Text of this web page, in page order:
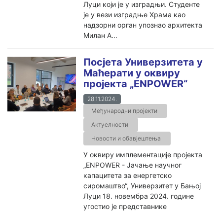
Луци који је у изградњи. Студенте
је у вези изградње Храма као
надзорни орган упознао архитекта
Милан А...
Посјета Универзитета у
Маћерати у оквиру
пројекта „ENPOWER“
28.11.2024.
Међународни пројекти
Актуелности
Новости и обавјештења
У оквиру имплементације пројекта
„ENPOWER - Јачање научног
капацитета за енергетско
сиромаштво“, Универзитет у Бањој
Луци 18. новембра 2024. године
угостио је представнике